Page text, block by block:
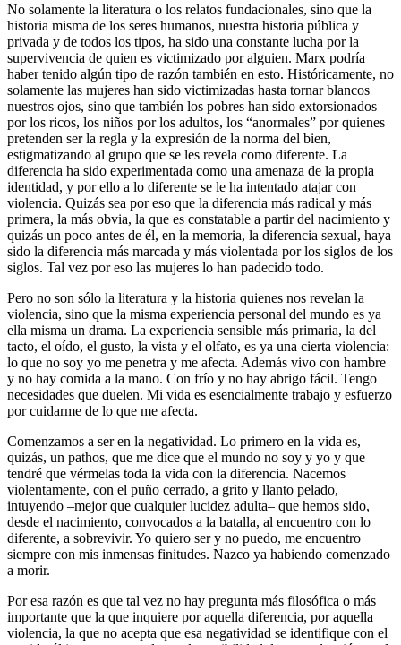
No solamente la literatura o los relatos fundacionales, sino que la
historia misma de los seres humanos, nuestra historia pública y
privada y de todos los tipos, ha sido una constante lucha por la
supervivencia de quien es victimizado por alguien. Marx podría
haber tenido algún tipo de razón también en esto. Históricamente, no
solamente las mujeres han sido victimizadas hasta tornar blancos
nuestros ojos, sino que también los pobres han sido extorsionados
por los ricos, los niños por los adultos, los “anormales” por quienes
pretenden ser la regla y la expresión de la norma del bien,
estigmatizando al grupo que se les revela como diferente. La
diferencia ha sido experimentada como una amenaza de la propia
identidad, y por ello a lo diferente se le ha intentado atajar con
violencia. Quizás sea por eso que la diferencia más radical y más
primera, la más obvia, la que es constatable a partir del nacimiento y
quizás un poco antes de él, en la memoria, la diferencia sexual, haya
sido la diferencia más marcada y más violentada por los siglos de los
siglos. Tal vez por eso las mujeres lo han padecido todo.
Pero no son sólo la literatura y la historia quienes nos revelan la
violencia, sino que la misma experiencia personal del mundo es ya
ella misma un drama. La experiencia sensible más primaria, la del
tacto, el oído, el gusto, la vista y el olfato, es ya una cierta violencia:
lo que no soy yo me penetra y me afecta. Además vivo con hambre
y no hay comida a la mano. Con frío y no hay abrigo fácil. Tengo
necesidades que duelen. Mi vida es esencialmente trabajo y esfuerzo
por cuidarme de lo que me afecta.
Comenzamos a ser en la negatividad. Lo primero en la vida es,
quizás, un pathos, que me dice que el mundo no soy y yo y que
tendré que vérmelas toda la vida con la diferencia. Nacemos
violentamente, con el puño cerrado, a grito y llanto pelado,
intuyendo –mejor que cualquier lucidez adulta– que hemos sido,
desde el nacimiento, convocados a la batalla, al encuentro con lo
diferente, a sobrevivir. Yo quiero ser y no puedo, me encuentro
siempre con mis inmensas finitudes. Nazco ya habiendo comenzado
a morir.
Por esa razón es que tal vez no hay pregunta más filosófica o más
importante que la que inquiere por aquella diferencia, por aquella
violencia, la que no acepta que esa negatividad se identifique con el